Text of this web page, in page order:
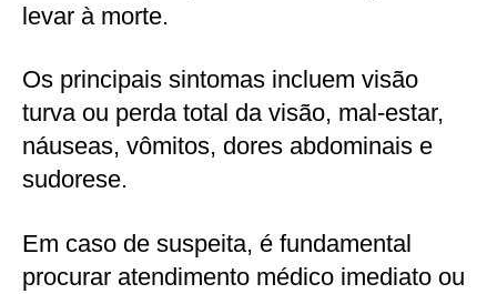
levar à morte.
Os principais sintomas incluem visão
turva ou perda total da visão, mal-estar,
náuseas, vômitos, dores abdominais e
sudorese.
Em caso de suspeita, é fundamental
procurar atendimento médico imediato ou